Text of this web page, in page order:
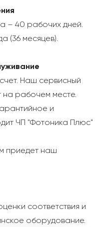
– 40 рабочих дней.
(36 месяцев).
Наш сервисный
рабочем месте.
и
ЧП "Фотоника Плюс"
приедет наш
соответствия и
оборудование.